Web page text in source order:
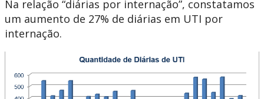
Na relação “diárias por internação”, constatamos
um aumento de 27% de diárias em UTI por
internação.